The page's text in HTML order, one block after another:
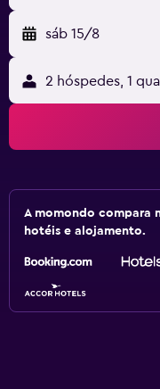
sáb 15/8
2 hóspedes, 1
A momondo compara
hotéis e alojamento.